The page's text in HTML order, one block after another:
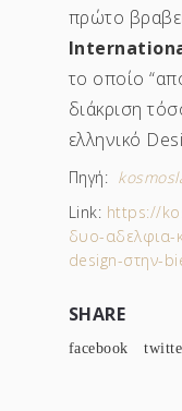
πρώτο
το οποίο
διάκριση
ελληνικό
Πηγή:
Link: https://
δυο-αδελφια-
design-στην-
SHARE
facebook